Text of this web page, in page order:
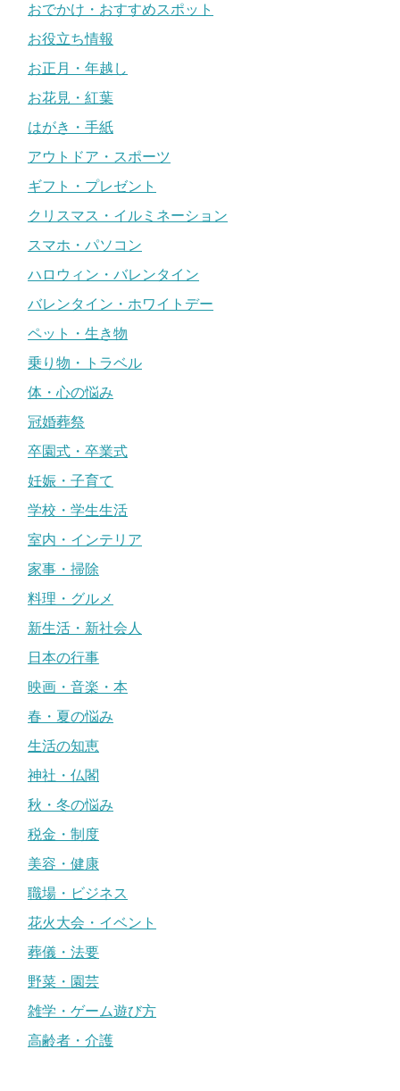
おでかけ・おすすめスポット
お役立ち情報
お正月・年越し
お花見・紅葉
はがき・手紙
アウトドア・スポーツ
ギフト・プレゼント
クリスマス・イルミネーション
スマホ・パソコン
ハロウィン・バレンタイン
バレンタイン・ホワイトデー
ペット・生き物
乗り物・トラベル
体・心の悩み
冠婚葬祭
卒園式・卒業式
妊娠・子育て
学校・学生生活
室内・インテリア
家事・掃除
料理・グルメ
新生活・新社会人
日本の行事
映画・音楽・本
春・夏の悩み
生活の知恵
神社・仏閣
秋・冬の悩み
税金・制度
美容・健康
職場・ビジネス
花火大会・イベント
葬儀・法要
野菜・園芸
雑学・ゲーム遊び方
高齢者・介護